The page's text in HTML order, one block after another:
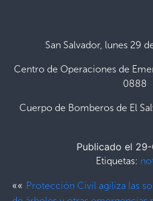
San Salvador, lunes 29
Centro de Operaciones de
0888
Cuerpo de Bomberos de El
Publicado el
Etiquetas:
«« Protección Civil agiliza las